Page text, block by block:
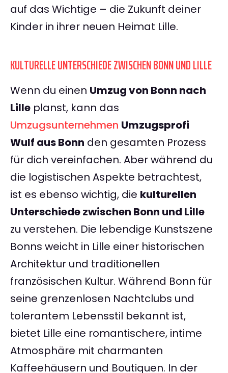
auf das Wichtige – die Zukunft deiner
Kinder in ihrer neuen Heimat Lille.
KULTURELLE UNTERSCHIEDE ZWISCHEN BONN UND LILLE
Wenn du einen Umzug von Bonn nach
Lille planst, kann das
Umzugsunternehmen Umzugsprofi
Wulf aus Bonn den gesamten Prozess
für dich vereinfachen. Aber während du
die logistischen Aspekte betrachtest,
ist es ebenso wichtig, die kulturellen
Unterschiede zwischen Bonn und Lille
zu verstehen. Die lebendige Kunstszene
Bonns weicht in Lille einer historischen
Architektur und traditionellen
französischen Kultur. Während Bonn für
seine grenzenlosen Nachtclubs und
tolerantem Lebensstil bekannt ist,
bietet Lille eine romantischere, intime
Atmosphäre mit charmanten
Kaffeehäusern und Boutiquen. In der